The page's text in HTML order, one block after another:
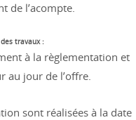
de l’acompte.
travaux :
à la règlementation et
au jour de l’offre.
sont réalisées à la date